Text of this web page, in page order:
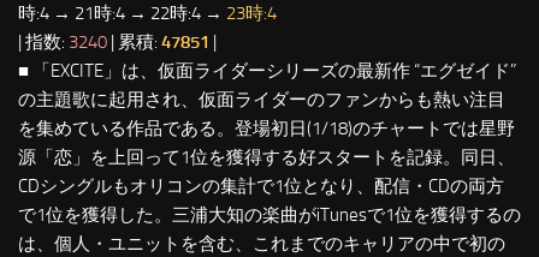
時:4 → 21時:4 → 22時:4 → 23時:4
| 指数: 3240 | 累積: 47851 |
■ 「EXCITE」は、仮面ライダーシリーズの最新作 “エグゼイド”
の主題歌に起用され、仮面ライダーのファンからも熱い注目
を集めている作品である。登場初日(1/18)のチャートでは星野
源「恋」を上回って1位を獲得する好スタートを記録。同日、
CDシングルもオリコンの集計で1位となり、配信・CDの両方
で1位を獲得した。三浦大知の楽曲がiTunesで1位を獲得するの
は、個人・ユニットを含む、これまでのキャリアの中で初の